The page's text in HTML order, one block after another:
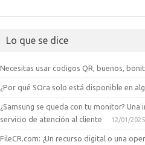
Lo que se dice
Necesitas usar codigos QR, buenos,
¿Por qué SOra solo está disponible en
¿Samsung se queda con tu monitor?
servicio de atención al cliente
12/01/2025
FileCR.com: ¿Un recurso digital o una